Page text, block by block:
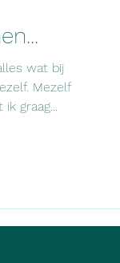
wat bij
Mezelf
graag...